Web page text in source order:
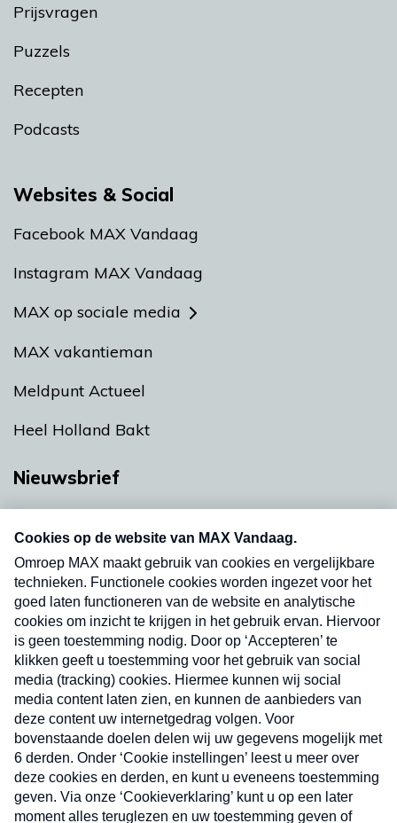
Prijsvragen
Puzzels
Recepten
Podcasts
Websites & Social
Facebook MAX Vandaag
Instagram MAX Vandaag
MAX op sociale media
MAX vakantieman
Meldpunt Actueel
Heel Holland Bakt
Nieuwsbrief
nieuwsbrief. Elke vrijdag- en dinsdagochtend in
uw mailbox.
Verzend
Nieuwsbrief
Neem hier een gratis abonnement op onze